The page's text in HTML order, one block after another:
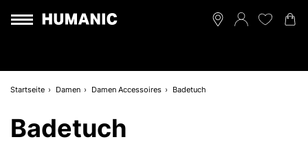
Startseite Damen Damen Accessoires Badetuch
Badetuch